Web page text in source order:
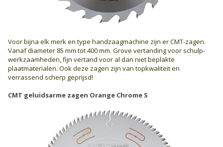
Voor bijna elk merk en type handzaagmachine zijn er CMT-zagen.
Vanaf diameter 85 mm tot 400 mm. Grove vertanding voor schulp­
werkzaamheden, fijn vertand voor al dan niet beplakte
plaatmaterialen. Ook deze zagen zijn van topkwaliteit en
verrassend scherp geprijsd!
CMT geluidsarme zagen Orange Chrome S